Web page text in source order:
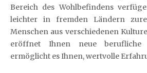
Bereich des Wohlbefindens
leichter in fremden Ländern
Menschen aus verschiedenen
eröffnet Ihnen neue berufliche
ermöglicht es Ihnen, wertvolle